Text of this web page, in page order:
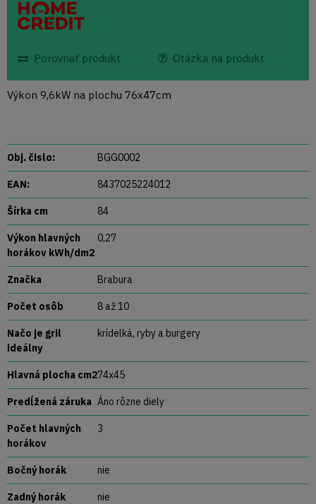
Porovnať produkt Otázka na produkt
Výkon 9,6kW na plochu 76x47cm
Obj. čislo: BGG0002
EAN: 8437025224012
Šírka cm 84
Výkon hlavných
horákov kWh/dm2
0,27
Značka Brabura
Počet osôb 8 až 10
Načo je gril
ideálny
krídelká, ryby a burgery
Hlavná plocha cm274x45
Predĺžená záruka Áno rôzne diely
Počet hlavných
horákov
3
Bočný horák nie
Zadný horák nie